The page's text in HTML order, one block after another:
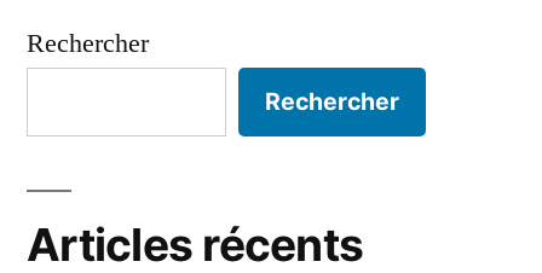
Rechercher
Rechercher
Articles récents